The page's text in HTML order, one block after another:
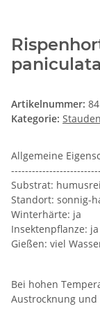
Artikelnummer:
Kategorie: Stauden
Allgemeine
Substrat:
Standort: sonnig-
Winterhärte: ja
Insektenpflanze: ja
Gießen: viel
Bei hohen
Austrocknung und